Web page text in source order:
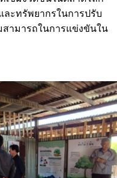
ละทรัพยากรในการปรับ
ามารถในการแข่งขันใน